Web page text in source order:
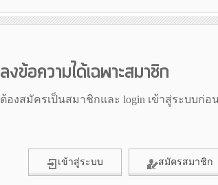
ลงข้อความได้เฉพาะสมาชิก
ต้องสมัครเป็นสมาชิกและ login เข้าสู่ระบบก่อ
เข้าสู่ระบบ สมัครสมาชิก